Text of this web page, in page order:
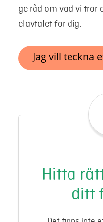
ge råd om vad vi tror
elavtalet för dig.
Jag vill teckna
Hitta
ditt